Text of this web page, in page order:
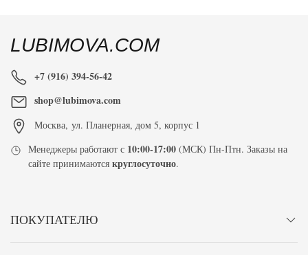
LUBIMOVA.COM
+7 (916) 394-56-42
shop@lubimova.com
Москва, ул. Планерная, дом 5, корпус 1
Менеджеры работают с 10:00-17:00 (МСК) Пн-Птн. Заказы на
сайте принимаютсякруглосуточно.
ПОКУПАТЕЛЮ